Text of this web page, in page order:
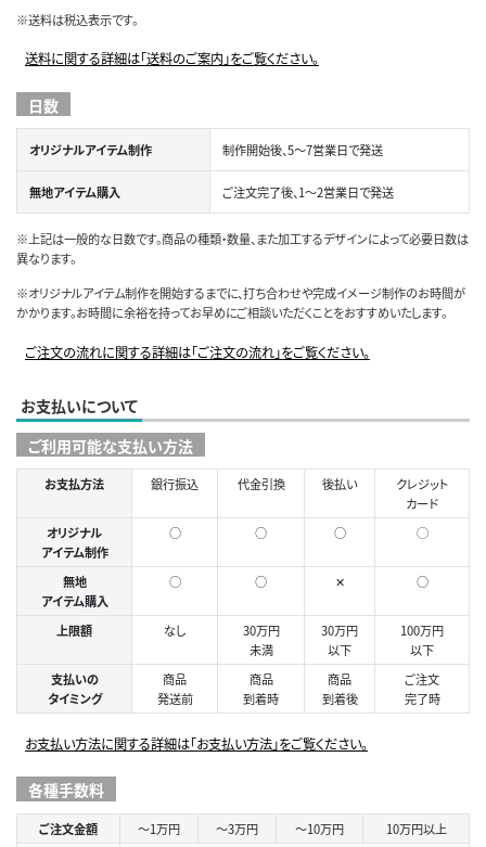
※送料は税込表示です。
送料に関する詳細は「送料のご案内」をご覧ください。
日数
オリジナルアイテム制作 制作開始後、5～7営業日で発送
無地アイテム購入 ご注文完了後、1～2営業日で発送
※上記は一般的な日数です。商品の種類・数量、また加工するデザインによって必要日数は
異なります。
※オリジナルアイテム制作を開始するまでに、打ち合わせや完成イメージ制作のお時間が
かかります。お時間に余裕を持ってお早めにご相談いただくことをおすすめいたします。
ご注文の流れに関する詳細は「ご注文の流れ」をご覧ください。
お支払いについて
ご利用可能な支払い方法
お支払方法 銀行振込 代金引換 後払い
クレジット
カード
オリジナル
アイテム制作
○ ○ ○ ◯
無地
アイテム購入
○ ○ ✕ ○
上限額 なし
30万円
未満
30万円
以下
100万円
以下
支払いの
タイミング
商品
発送前
商品
到着時
商品
到着後
ご注文
完了時
お支払い方法に関する詳細は「お支払い方法」をご覧ください。
各種手数料
ご注文金額 ～1万円 ～3万円 ～10万円
10万円以上